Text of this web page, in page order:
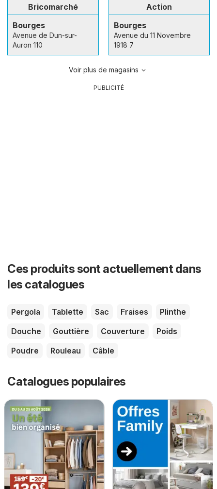
Bricomarché
Bourges
Avenue de Dun-sur-
Auron 110
Action
Bourges
Avenue du 11 Novembre
1918 7
Voir plus de magasins
PUBLICITÉ
Ces produits sont actuellement dans
les catalogues
Pergola Tablette Sac Fraises
Plinthe
Douche
Gouttière Couverture
Poids
Poudre
Rouleau Câble
Catalogues populaires